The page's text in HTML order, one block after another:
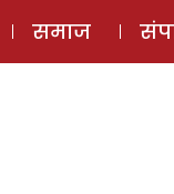
समाज